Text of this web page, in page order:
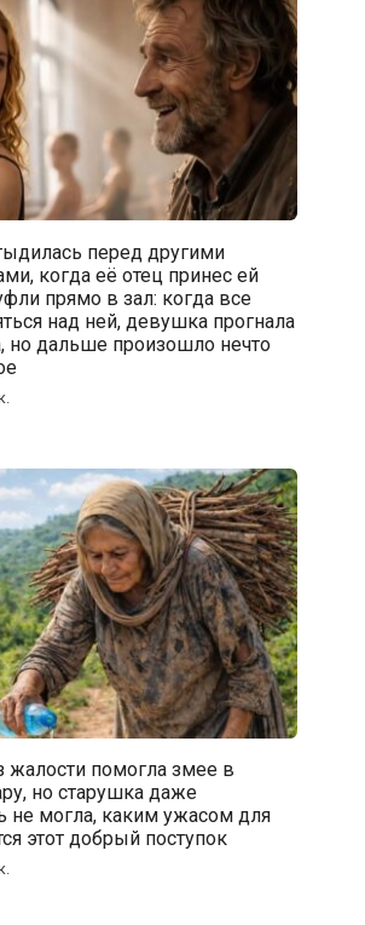
перед другими
когда её отец принес ей
прямо в зал: когда все
над ней, девушка прогнала
но дальше произошло нечто
помогла змее в
но старушка даже
не могла, каким ужасом для
этот добрый поступок